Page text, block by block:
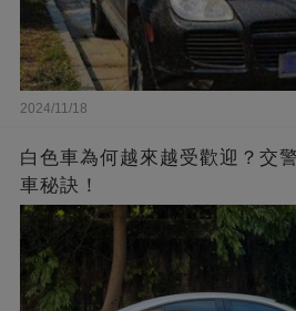
2024/11/18
白色車為何越來越受歡迎？交
車秘訣！